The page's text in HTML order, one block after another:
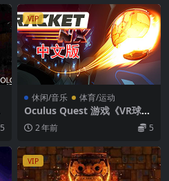
5
VIP
休闲/音乐 体育/运动
Oculus Quest 游戏《VR球
拍/壁球》Racket: Nx VR游戏
中文版下载
2 年前 5
VIP